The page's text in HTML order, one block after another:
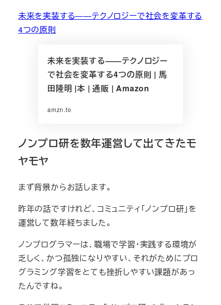
未来を実装する――テクノロジーで社会を変革する
4つの原則
未来を実装する――テクノロジー
で社会を変革する4つの原則 | 馬
田隆明 |本 | 通販 | Amazon
amzn.to
ノンプロ研を数年運営して出てきたモ
ヤモヤ
まず背景からお話します。
昨年の話ですけれど、コミュニティ「ノンプロ研」を
運営して数年経ちました。
ノンプログラマーは、職場で学習・実践する環境が
乏しく、かつ孤独になりやすい、それがためにプロ
グラミング学習をとても挫折しやすい課題があっ
たんですね。